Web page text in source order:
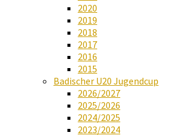
2020
2019
2018
2017
2016
2015
Badischer U20 Jugendcup
2026/2027
2025/2026
2024/2025
2023/2024